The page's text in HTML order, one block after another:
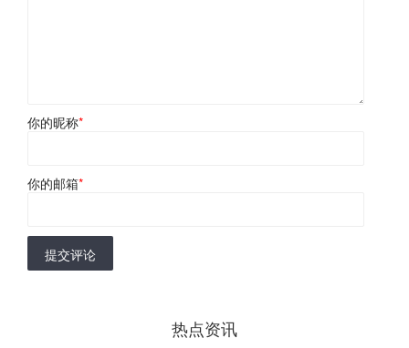
你的昵称*
你的邮箱*
提交评论
热点资讯